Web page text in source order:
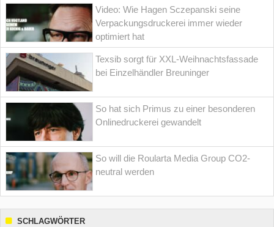
Video: Wie Hagen Sczepanski seine
Verpackungsdruckerei immer wieder
optimiert hat
Texsib sorgt für XXL-Weihnachtsfassade
bei Einzelhändler Breuninger
So hat sich Primus zu einer besonderen
Onlinedruckerei gewandelt
So will die Roularta Media Group CO2-
neutral werden
SCHLAGWÖRTER